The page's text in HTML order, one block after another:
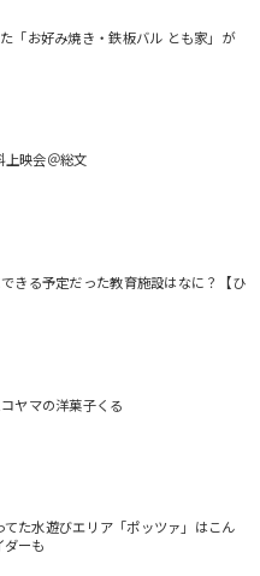
「お好み焼き・鉄板バル とも家」が
上映会＠総文
きる予定だった教育施設はなに？【ひ
ヤマの洋菓子くる
た水遊びエリア「ポッツァ」はこん
ーも